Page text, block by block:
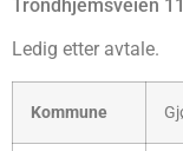
Trond­hjems­vei­en
Ledig etter avtale.
Kom­mu­ne